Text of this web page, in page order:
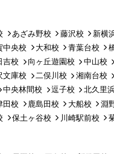
あざみ野校 藤沢校 新横
中央校 大和校 青葉台校
吉校 向ヶ丘遊園校 中山校
文庫校 二俣川校 湘南台校
中央林間校 逗子校 北久里
田校 鹿島田校 大船校 淵
保土ヶ谷校 川崎駅前校